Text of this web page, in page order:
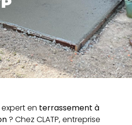
en terrassement à
? Chez CLATP, entreprise